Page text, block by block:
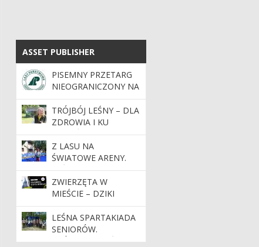
ASSET PUBLISHER
ASSET PUBLISHER
PISEMNY PRZETARG
NIEOGRANICZONY NA
SPRZEDAŻ
UŻYWANYCH
ŚRODKÓW TRWAŁYCH
I NIETRWAŁYCH
(DRUKARKI).
TRÓJBÓJ LEŚNY – DLA
ZDROWIA I KU
RADOŚCI
Z LASU NA
ŚWIATOWE ARENY.
LEŚNIK Z
NADLEŚNICTWA
LIMANOWA W
CZOŁÓWCE PUCHARU
ŚWIATA W
PARATRIATLONIE
ZWIERZĘTA W
MIEŚCIE – DZIKI
MIESZCZUCH POD
WAWELEM
LEŚNA SPARTAKIADA
SENIORÓW.
TRÓJBOJEM LEŚNYM